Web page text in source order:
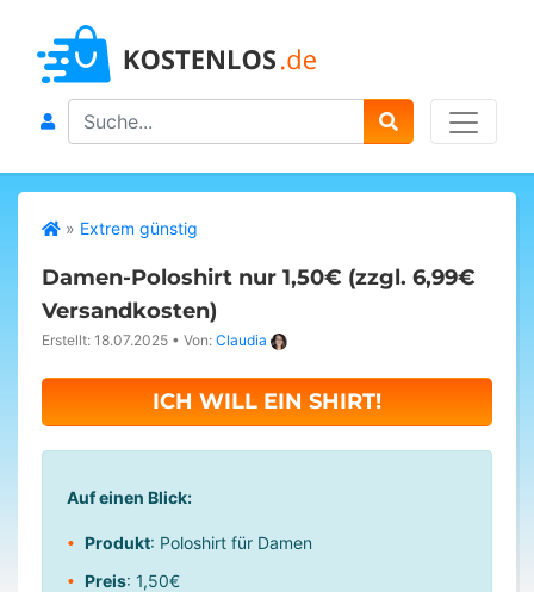
Search
» Extrem günstig
Damen-Poloshirt nur 1,50€ (zzgl. 6,99€
Versandkosten)
Erstellt: 18.07.2025 • Von: Claudia
ICH WILL EIN SHIRT!
Auf einen Blick:
Produkt: Poloshirt für Damen
Preis: 1,50€